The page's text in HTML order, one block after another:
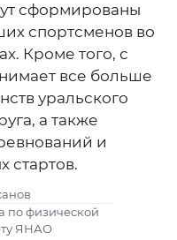
сформированы
спортсменов во
Кроме того, с
все больше
уральского
а также
и
стартов.
по физической
ЯНАО